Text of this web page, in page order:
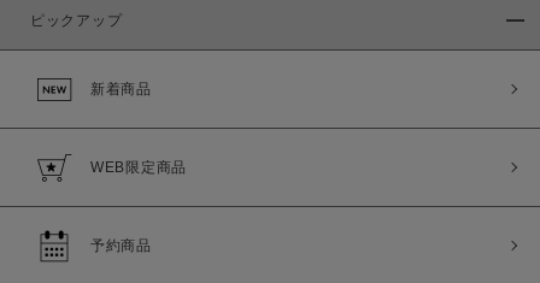
ピックアップ
新着商品
WEB限定商品
予約商品